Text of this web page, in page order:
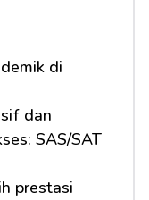
di
dan
SAS/SAT
prestasi